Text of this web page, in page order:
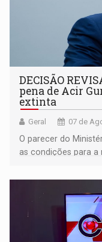
DECISÃO
pena de Acir
extinta
Geral 07 de
O parecer do
as condições para a